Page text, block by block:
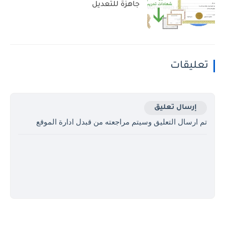
جاهزة للتعديل
تعليقات
إرسال تعليق
تم ارسال التعليق وسيتم مراجعته من قبدل ادارة الموقع